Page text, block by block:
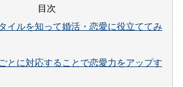
目次
イルを知って婚活・恋愛に役立ててみ
とに対応することで恋愛力をアップす